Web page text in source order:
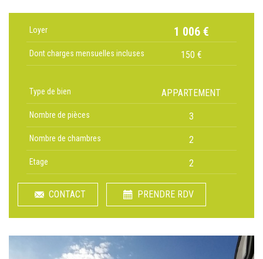
Loyer 1 006 €
Dont charges mensuelles incluses 150 €
Type de bien APPARTEMENT
Nombre de pièces 3
Nombre de chambres 2
Etage 2
CONTACT PRENDRE RDV